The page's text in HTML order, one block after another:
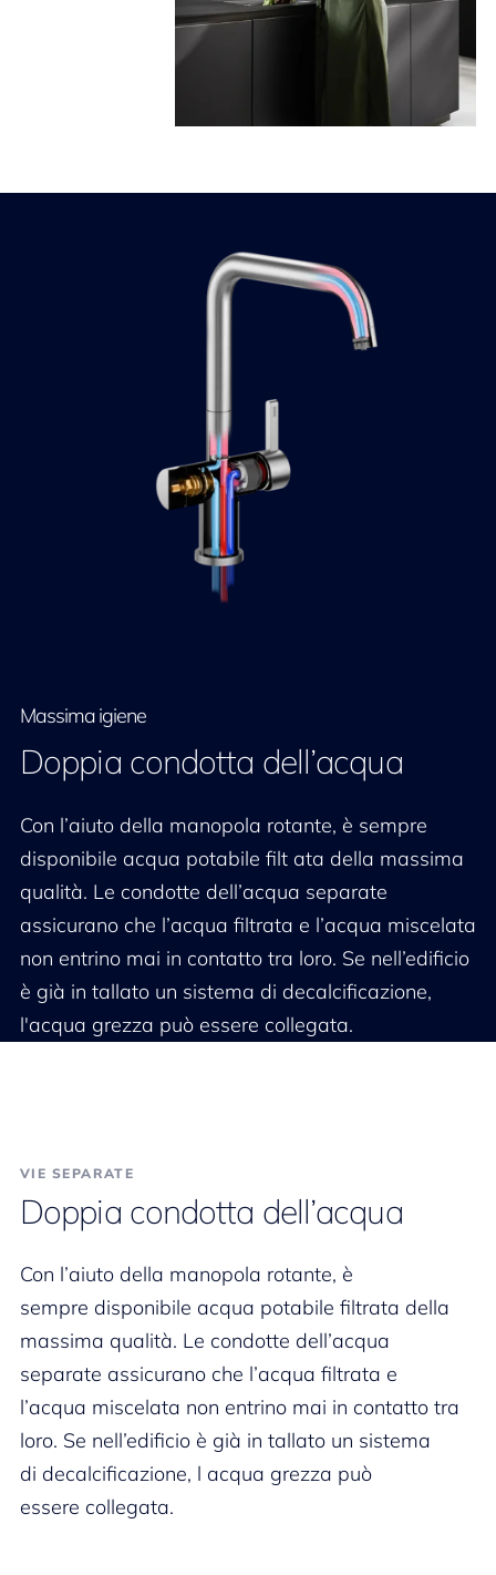
Massima igiene
Doppia condotta dell’acqua
Con l’aiuto della manopola rotante, è sempre
disponibile acqua potabile filt ata della massima
qualità. Le condotte dell’acqua separate
assicurano che l’acqua filtrata e l’acqua miscelata
non entrino mai in contatto tra loro. Se nell’edificio
è già in tallato un sistema di decalcificazione,
l'acqua grezza può essere collegata.
VIE SEPARATE
Doppia condotta dell’acqua
Con l’aiuto della manopola rotante, è
sempre disponibile acqua potabile filtrata della
massima qualità. Le condotte dell’acqua
separate assicurano che l’acqua filtrata e
l’acqua miscelata non entrino mai in contatto tra
loro. Se nell’edificio è già in tallato un sistema
di decalcificazione, l acqua grezza può
essere collegata.